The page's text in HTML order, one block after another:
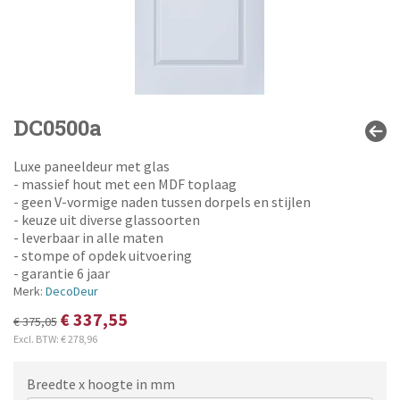
DC0500a
Luxe paneeldeur met glas
- massief hout met een MDF toplaag
- geen V-vormige naden tussen dorpels en stijlen
- keuze uit diverse glassoorten
- leverbaar in alle maten
- stompe of opdek uitvoering
- garantie 6 jaar
Merk: DecoDeur
€ 375,05 € 337,55
Excl. BTW: € 278,96
Breedte x hoogte in mm